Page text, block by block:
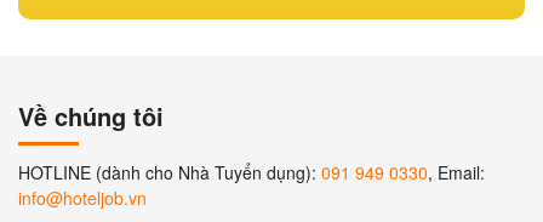
Về chúng tôi
HOTLINE (dành cho Nhà Tuyển dụng): 091 949 0330, Email:
info@hoteljob.vn